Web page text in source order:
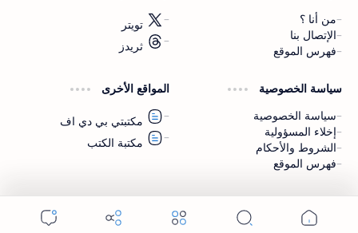
اشترك الآن
اشترك في قناتنا على تليجرام
من أنا ؟
الإتصال بنا
فهرس الموقع
تويتر
ثريدز
سياسة الخصوصية
سياسة الخصوصية
إخلاء المسؤولية
الشروط والأحكام
فهرس الموقع
المواقع الأخرى
مكتبتي بي دي اف
مكتبة الكتب